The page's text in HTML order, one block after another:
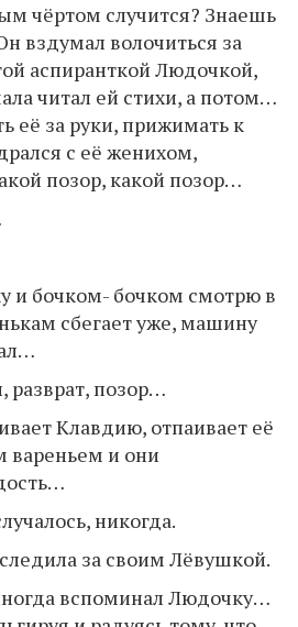
чёртом случится? Знаешь
вздумал волочиться за
аспиранткой Людочкой,
читал ей стихи, а потом…
её за руки, прижимать к
с её женихом,
позор, какой позор…
и бочком- бочком смотрю в
сбегает уже, машину
разврат, позор…
Клавдию, отпаивает её
вареньем и они
никогда.
за своим Лёвушкой.
вспоминал Людочку…